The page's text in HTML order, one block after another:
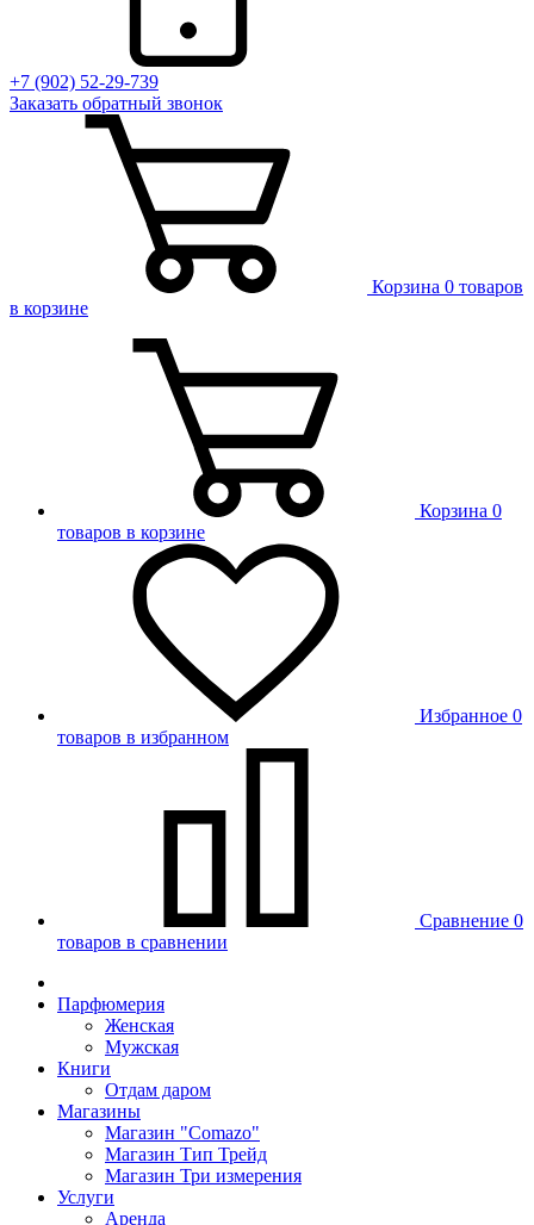
+7 (902) 52-29-739
Заказать обратный звонок
Корзина 0 товаров
в корзине
Корзина 0
товаров в корзине
Избранное 0
товаров в избранном
Сравнение 0
товаров в сравнении
Парфюмерия
Женская
Мужская
Книги
Отдам даром
Магазины
Магазин "Comazo"
Магазин Тип Трейд
Магазин Три измерения
Услуги
Аренда